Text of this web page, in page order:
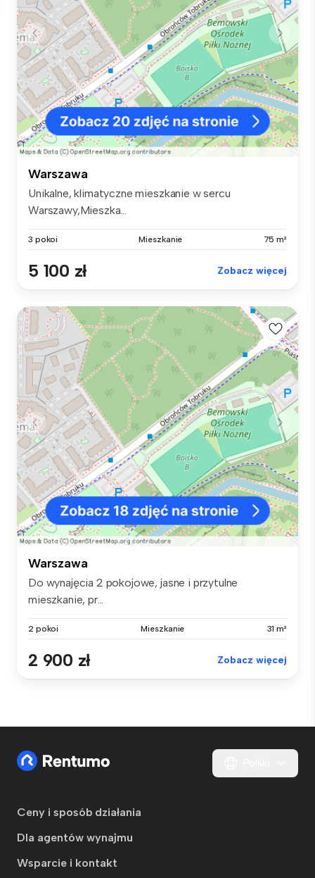
Warszawa
Unikalne, klimatyczne mieszkanie w sercu
Warszawy,Mieszka...
3 pokoi Mieszkanie 75 m²
5 100 zł Zobacz więcej
Warszawa
Do wynajęcia 2 pokojowe, jasne i przytulne
mieszkanie, pr...
2 pokoi Mieszkanie 31 m²
2 900 zł Zobacz więcej
Ceny i sposób działania
Dla agentów wynajmu
Wsparcie i kontakt